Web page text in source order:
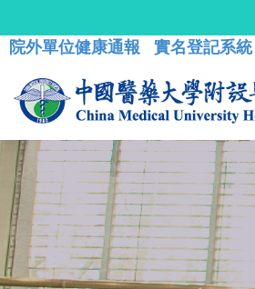
院外單位健康通報 實名登記系統